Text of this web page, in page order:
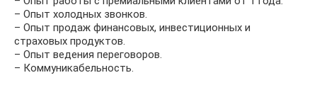
– Опыт холодных звонков.
– Опыт продаж финансовых, инвестиционных и
страховых продуктов.
– Опыт ведения переговоров.
– Коммуникабельность.